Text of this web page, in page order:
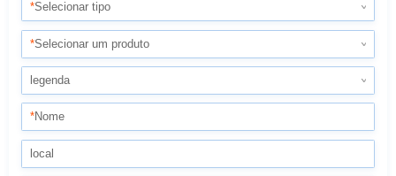
*Selecionar tipo
*Selecionar um produto
legenda
*Nome
local